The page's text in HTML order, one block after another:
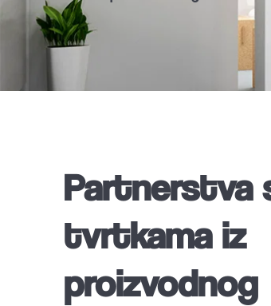
Partnerstva
tvrtkama iz
proizvodnog